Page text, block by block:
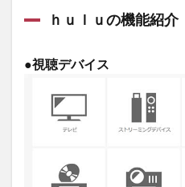
ｈｕｌｕの機能紹介
●視聴デバイス